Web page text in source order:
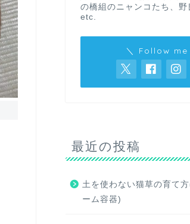
の橋組のニャンコたち、野
etc.
＼ Follow me
最近の投稿
土を使わない猫草の育て
ーム容器)